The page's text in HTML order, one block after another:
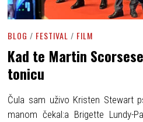
BLOG / FESTIVAL / FILM
Kad te Martin
tonicu
Čula sam uživo Kristen Stewart
manom čekal:a Brigette Lundy-